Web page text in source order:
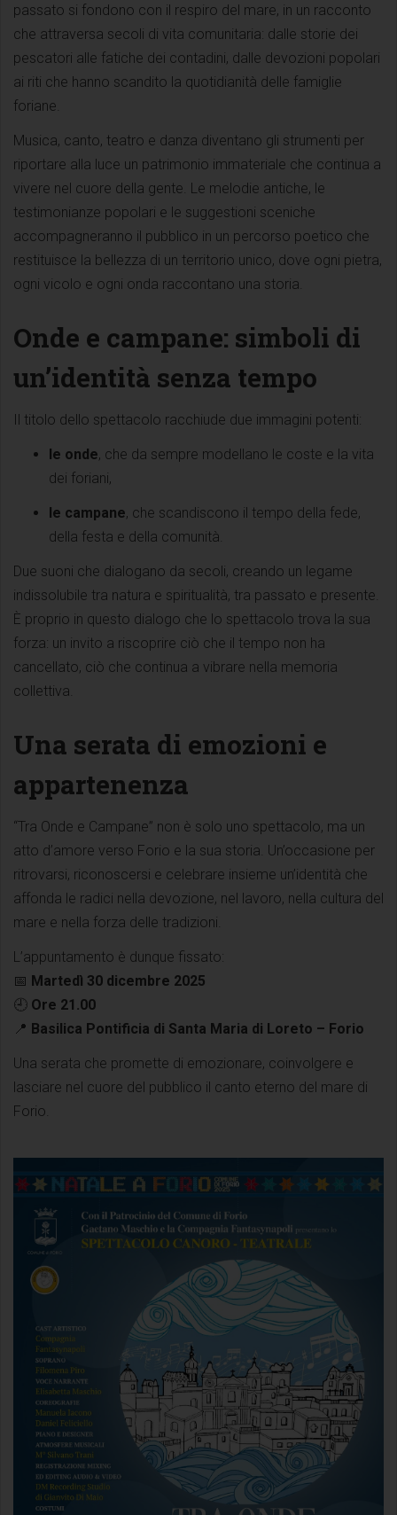
passato si fondono con il respiro del mare, in un racconto
che attraversa secoli di vita comunitaria: dalle storie dei
pescatori alle fatiche dei contadini, dalle devozioni popolari
ai riti che hanno scandito la quotidianità delle famiglie
foriane.
Musica, canto, teatro e danza diventano gli strumenti per
riportare alla luce un patrimonio immateriale che continua a
vivere nel cuore della gente. Le melodie antiche, le
testimonianze popolari e le suggestioni sceniche
accompagneranno il pubblico in un percorso poetico che
restituisce la bellezza di un territorio unico, dove ogni pietra,
ogni vicolo e ogni onda raccontano una storia.
Onde e campane: simboli di
un’identità senza tempo
Il titolo dello spettacolo racchiude due immagini potenti:
le onde, che da sempre modellano le coste e la vita
dei foriani,
le campane, che scandiscono il tempo della fede,
della festa e della comunità.
Due suoni che dialogano da secoli, creando un legame
indissolubile tra natura e spiritualità, tra passato e presente.
È proprio in questo dialogo che lo spettacolo trova la sua
forza: un invito a riscoprire ciò che il tempo non ha
cancellato, ciò che continua a vibrare nella memoria
collettiva.
Una serata di emozioni e
appartenenza
“Tra Onde e Campane” non è solo uno spettacolo, ma un
atto d’amore verso Forio e la sua storia. Un’occasione per
ritrovarsi, riconoscersi e celebrare insieme un’identità che
affonda le radici nella devozione, nel lavoro, nella cultura del
mare e nella forza delle tradizioni.
L’appuntamento è dunque fissato:
📅 Martedì 30 dicembre 2025
🕘 Ore 21.00
📍 Basilica Pontificia di Santa Maria di Loreto – Forio
Una serata che promette di emozionare, coinvolgere e
lasciare nel cuore del pubblico il canto eterno del mare di
Forio.